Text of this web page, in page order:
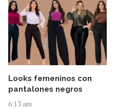
Looks femeninos con
pantalones negros
6:13 am